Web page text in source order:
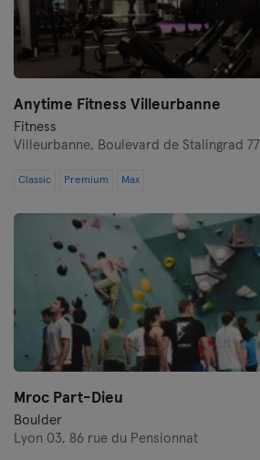
Anytime Fitness Villeurbanne
Fitness
Villeurbanne, Boulevard de Stalingrad 77
Classic Premium Max
Mroc Part-Dieu
Boulder
Lyon 03, 86 rue du Pensionnat
Toulouse
Tours